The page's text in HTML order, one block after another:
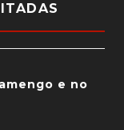
e no